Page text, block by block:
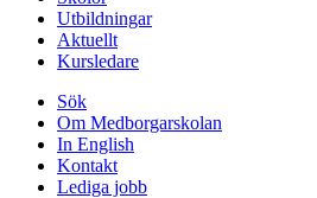
Utbildningar
Aktuellt
Kursledare
Sök
Om Medborgarskolan
In English
Kontakt
Lediga jobb